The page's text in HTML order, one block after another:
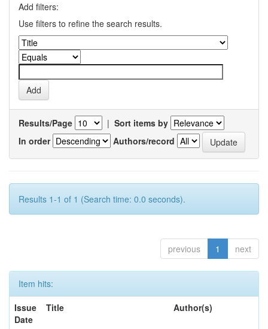
Add filters:
Use filters to refine the search results.
Results/Page | Sort items by
In order
Authors/record
Results 1-1 of 1 (Search time: 0.0 seconds).
previous 1 next
Item hits:
Issue
Date
Title Author(s)